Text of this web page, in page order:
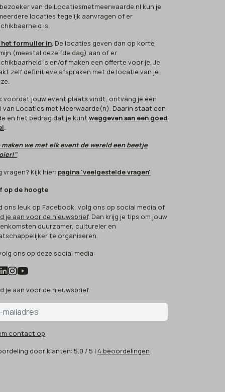
van de Locatiesmetmeerwaarde.nl kun je
locaties tegelijk aanvragen of er
is.
het formulier in. De locaties geven dan op korte
(meestal dezelfde dag) aan of er
is en/of maken een offerte voor je. Je
zelf definitieve afspraken met de locatie van je
voordat jouw event plaats vindt, ontvang je een
van Locaties met Meerwaarde(n). Daarin staat een
en het bedrag dat je kunt weggeven aan een goed
.
maken we met elk event de wereld een beetje
vragen? Kijk hier: pagina 'veelgestelde vragen'
op de hoogte
ons leuk op Facebook, volg ons op social media of
je aan voor de nieuwsbrief. Dan krijg je tips om jouw
duurzamer, cultureler en
te organiseren.
ons op deze social media:
je aan voor de nieuwsbrief
contact op
door klanten: 5.0 / 5 | 4 beoordelingen